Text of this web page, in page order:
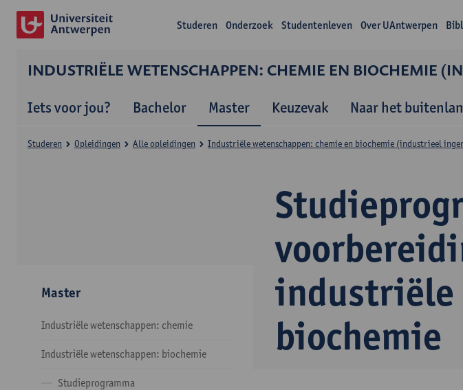
Studeren Onderzoek Studentenleven Over UAntwerpen
INDUSTRIËLE WETENSCHAPPEN: CHEMIE EN BIOCHEMIE
Iets voor jou? Bachelor Master Keuzevak Naar het
industriële
biochemie
Studeren Opleidingen Alle opleidingen Industriële wetenschappen: chemie en biochemie (industrieel
Master
Industriële wetenschappen: chemie
Industriële wetenschappen: biochemie
Studieprogramma